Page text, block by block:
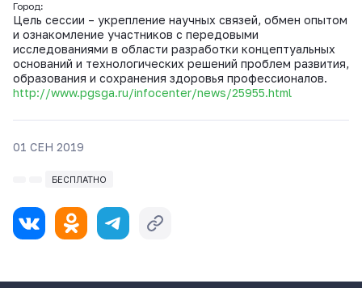
Город:
Цель сессии – укрепление научных связей, обмен опытом
и ознакомление участников с передовыми
исследованиями в области разработки концептуальных
оснований и технологических решений проблем развития,
образования и сохранения здоровья профессионалов.
http://www.pgsga.ru/infocenter/news/25955.html
01 СЕН 2019
БЕСПЛАТНО